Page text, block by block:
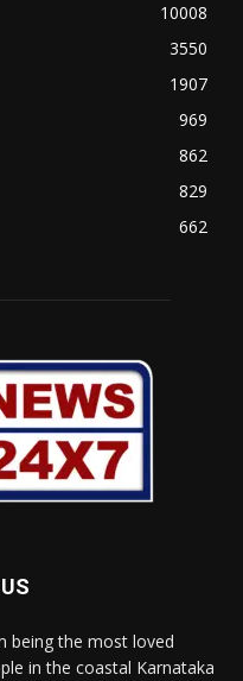
10008
3550
1907
969
862
829
662
being the most loved
in the coastal Karnataka